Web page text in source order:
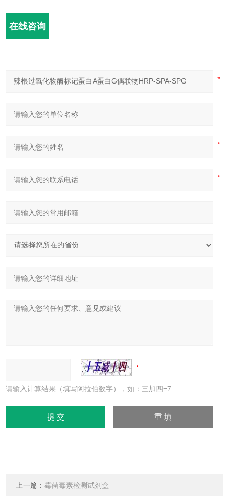
在线咨询
请输入计算结果（填写阿拉伯数字），如：三加四=7
上一篇：霉菌毒素检测试剂盒